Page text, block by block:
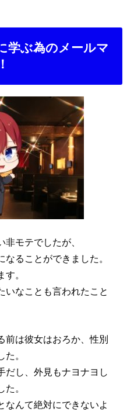
学ぶ為のメールマ
モテでしたが、
ることができました。
。
いなことも言われたこと
前は彼女はおろか、性別
。
だし、外見もナヨナヨし
。
なんて絶対にできないよ